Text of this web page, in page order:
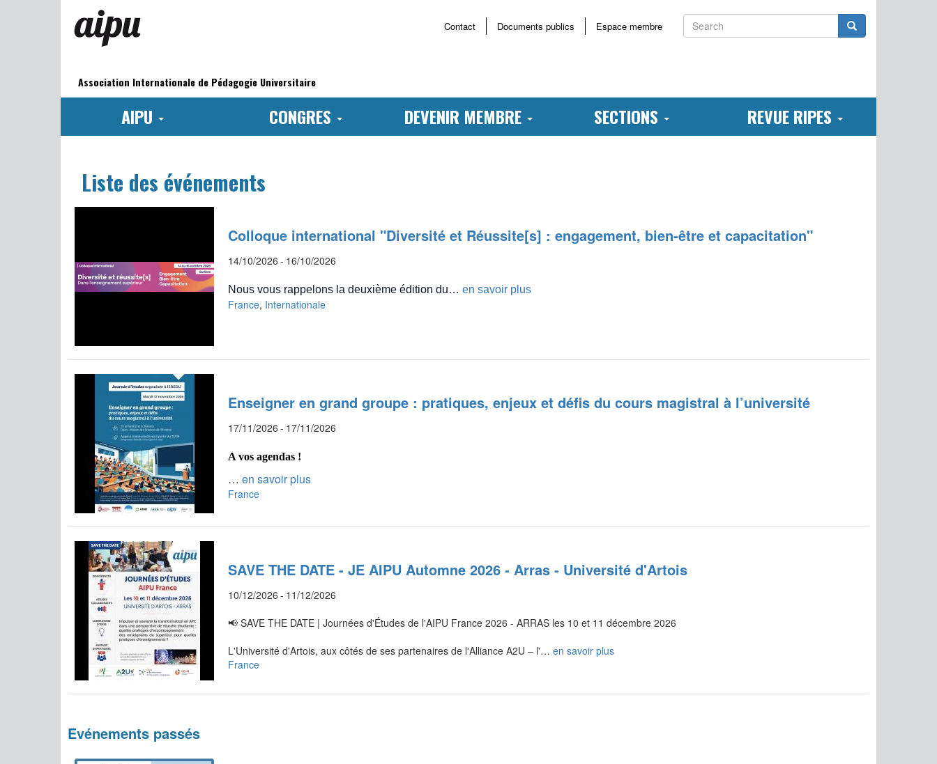
Association Internationale de Pédagogie Universitaire
Search Search
Espace membre
Documents publics
Contact
principale
AIPU CONGRES DEVENIR MEMBRE SECTIONS REVUE RIPES
Liste des événements
Colloque international "Diversité et Réussite[s] : engagement, bien-être et capacitation"
14/10/2026 - 16/10/2026
Nous vous rappelons la deuxième édition du… en savoir plus
France, Internationale
Enseigner en grand groupe : pratiques, enjeux et défis du cours magistral à l’université
17/11/2026 - 17/11/2026
A vos agendas !
… en savoir plus
France
SAVE THE DATE - JE AIPU Automne 2026 - Arras - Université d'Artois
10/12/2026 - 11/12/2026
📢 SAVE THE DATE | Journées d'Études de l'AIPU France 2026 - ARRAS les 10 et 11 décembre 2026
L'Université d'Artois, aux côtés de ses partenaires de l'Alliance A2U – l'… en savoir plus
France
Evénements passés